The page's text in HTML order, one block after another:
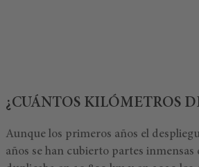
¿CUÁNTOS KILÓMETROS
Aunque los primeros años el
años se han cubierto partes